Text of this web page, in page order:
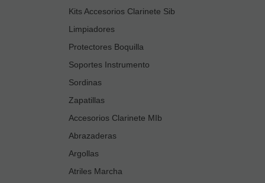
Kits Accesorios Clarinete Sib
Limpiadores
Protectores Boquilla
Soportes Instrumento
Sordinas
Zapatillas
Accesorios Clarinete MIb
Abrazaderas
Argollas
Atriles Marcha